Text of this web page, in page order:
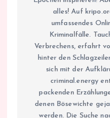
alles! Auf
umfassendes
Kriminalfälle.
Verbrechens, erfahrt
hinter den
sich mit der
criminal.energy
packenden
denen Bösewichte
werden. Die Suche